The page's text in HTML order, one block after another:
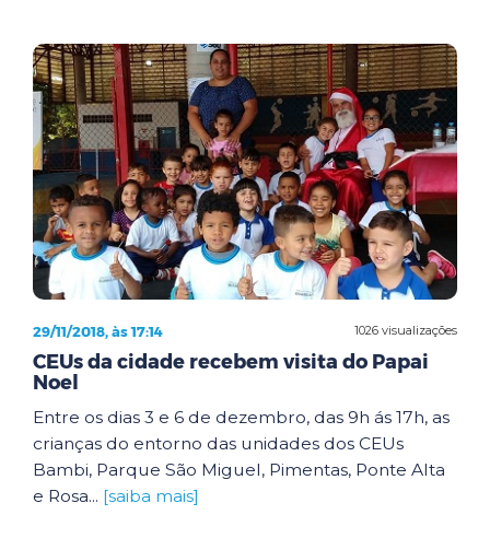
1026 visualizações
29/11/2018, às 17:14
CEUs da cidade recebem visita do Papai
Noel
Entre os dias 3 e 6 de dezembro, das 9h ás 17h, as
crianças do entorno das unidades dos CEUs
Bambi, Parque São Miguel, Pimentas, Ponte Alta
e Rosa... [saiba mais]